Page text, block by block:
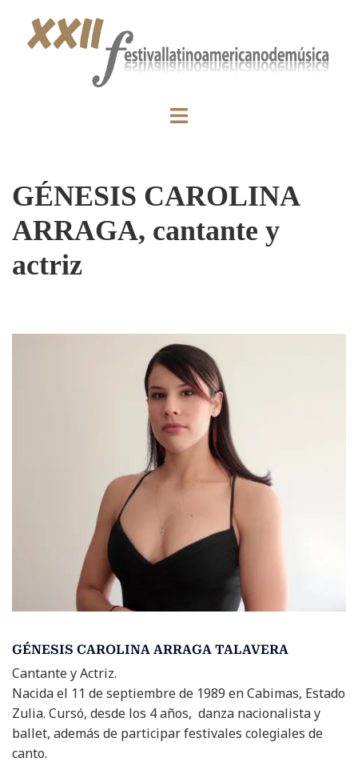
GÉNESIS CAROLINA
ARRAGA, cantante y
actriz
GÉNESIS CAROLINA ARRAGA TALAVERA
Cantante y Actriz.
Nacida el 11 de septiembre de 1989 en Cabimas, Estado
Zulia. Cursó, desde los 4 años, danza nacionalista y
ballet, además de participar festivales colegiales de
canto.